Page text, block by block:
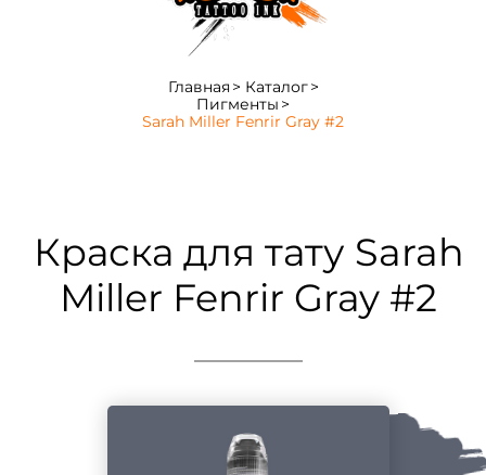
Главная
Каталог
Пигменты
Sarah Miller Fenrir Gray #2
Краска для тату Sarah
Miller Fenrir Gray #2